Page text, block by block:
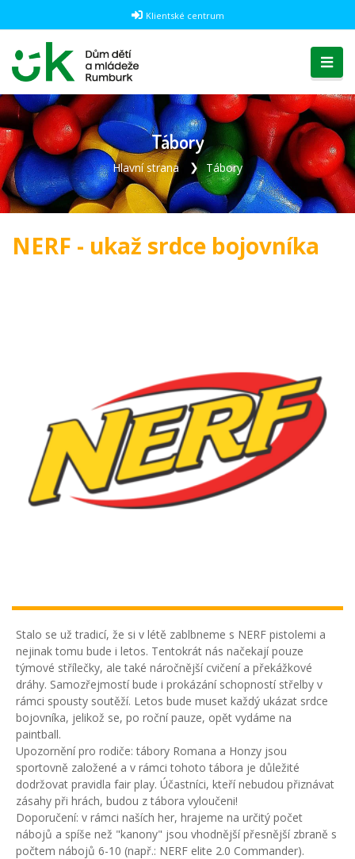
Klientské centrum
Tábory
Hlavní strana Tábory
NERF - ukaž srdce bojovníka
Stalo se už tradicí, že si v létě zablbneme s NERF pistolemi a
nejinak tomu bude i letos. Tentokrát nás načekají pouze
týmové střílečky, ale také náročnější cvičení a překážkové
dráhy. Samozřejmostí bude i prokázání schopností střelby v
rámci spousty soutěží. Letos bude muset každý ukázat srdce
bojovníka, jelikož se, po roční pauze, opět vydáme na
paintball.
Upozornění pro rodiče: tábory Romana a Honzy jsou
sportovně založené a v rámci tohoto tábora je důležité
dodržovat pravidla fair play. Účastníci, kteří nebudou přiznávat
zásahy při hrách, budou z tábora vyloučeni!
Doporučení: v rámci naších her, hrajeme na určitý počet
nábojů a spíše než "kanony" jsou vhodnější přesnější zbraně s
počtem nábojů 6-10 (např.: NERF elite 2.0 Commander).